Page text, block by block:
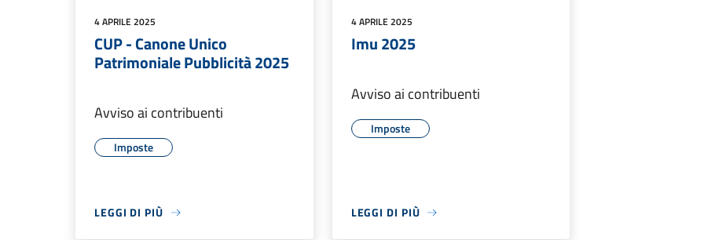
4 APRILE 2025
CUP - Canone Unico
Patrimoniale Pubblicità 2025
Avviso ai contribuenti
Imposte
LEGGI DI PIÙ
4 APRILE 2025
Imu 2025
Avviso ai contribuenti
Imposte
LEGGI DI PIÙ